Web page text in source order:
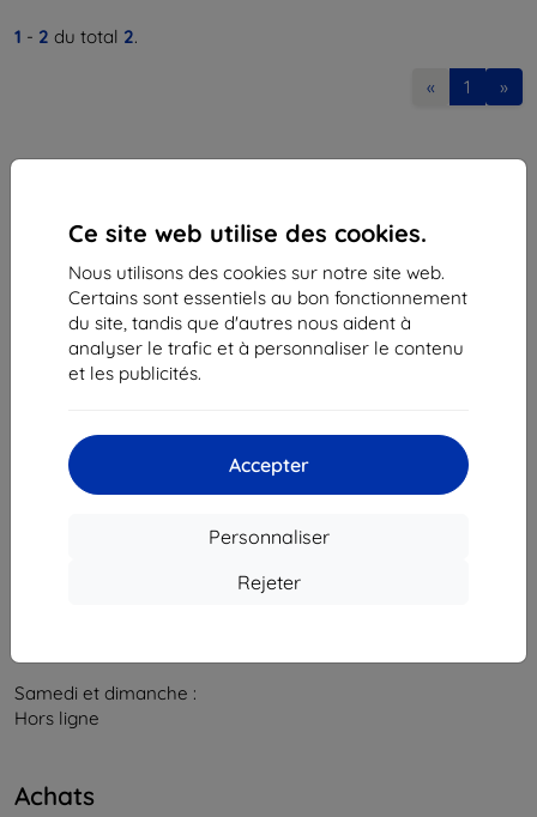
Ce site web utilise des cookies.
Nous utilisons des cookies sur notre site web.
Certains sont essentiels au bon fonctionnement
du site, tandis que d'autres nous aident à
analyser le trafic et à personnaliser le contenu
et les publicités.
Accepter
Personnaliser
Rejeter
1 - 2 du total 2.
« 1 »
Shield-Sk s.r.o.
Ulica Rudolfa Mocka 3750/2A
841 04 Bratislava
Numéro d’identification d’entreprise :
Contacts
Samedi et dimanche :
Hors ligne
Achats